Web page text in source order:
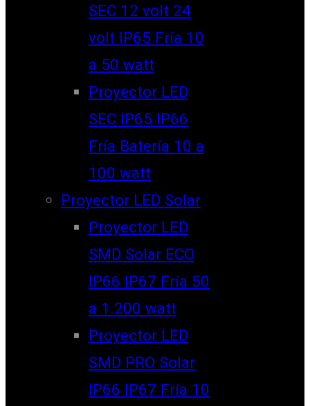
SEC 12 volt 24
volt IP65 Fría 10
a 50 watt
Proyector LED
SEC IP65 IP66
Fría Batería 10 a
100 watt
Proyector LED Solar
Proyector LED
SMD Solar ECO
IP66 IP67 Fría 50
a 1.200 watt
Proyector LED
SMD PRO Solar
IP66 IP67 Fría 10